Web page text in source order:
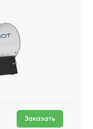
Заказать